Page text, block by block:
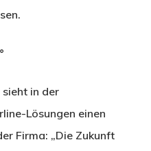
in der
Lösungen einen
Firma: „Die Zukunft